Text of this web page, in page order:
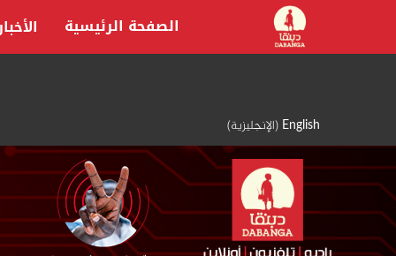
content
English
(الإنجليزية)
الصفحة الرئيسية